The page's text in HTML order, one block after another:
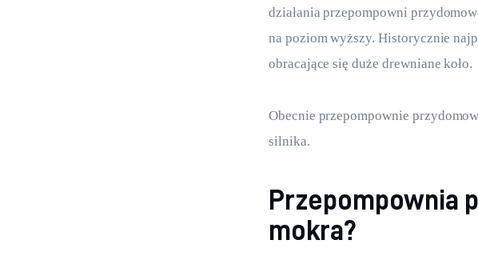
działania przepompowni
na poziom wyższy. Historycznie
obracające się duże drewniane koło.
Obecnie przepompownie
silnika.
Przepompownia
mokra?